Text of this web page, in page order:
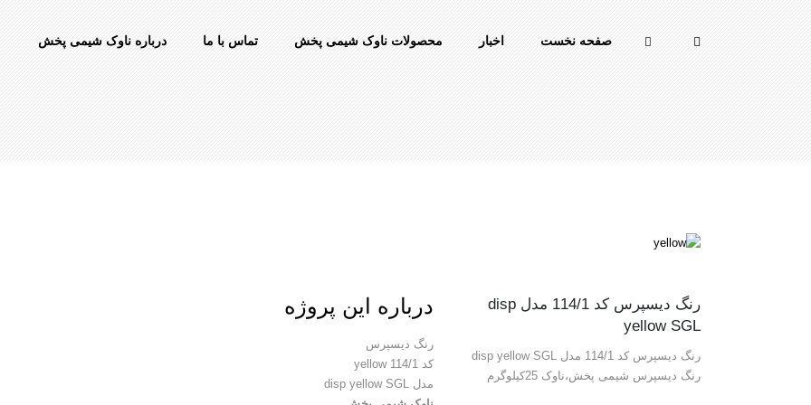
صفحه نخست اخبار محصولات ناوک شیمی پخش تماس با ما درباره ناوک شیمی پخش
درباره این پروژه
رنگ دیسپرس
کد yellow 114/1
مدل disp yellow SGL
رنگ دیسپرس کد 114/1 مدل disp
yellow SGL
رنگ دیسپرس کد 114/1 مدل disp yellow SGL
رنگ دیسپرس شیمی پخش،ناوک 25کیلوگرم